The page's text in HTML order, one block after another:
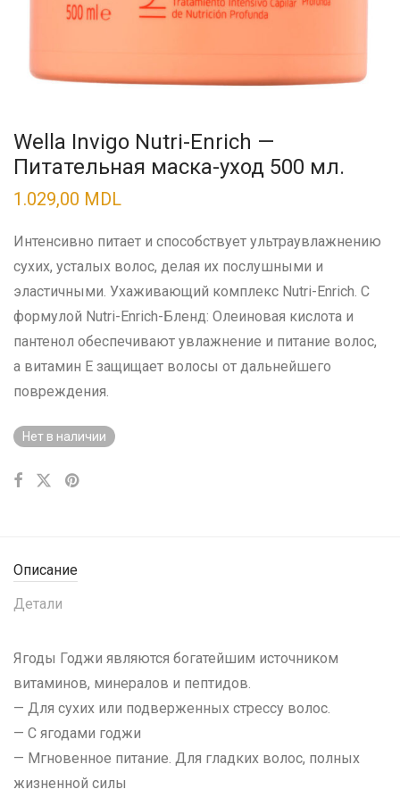
Wella Invigo Nutri-Enrich —
Питательная маска-уход 500 мл.
1.029,00 MDL
Интенсивно питает и способствует ультраувлажнению
сухих, усталых волос, делая их послушными и
эластичными. Ухаживающий комплекс Nutri-Enrich. С
формулой Nutri-Enrich-Бленд: Олеиновая кислота и
пантенол обеспечивают увлажнение и питание волос,
а витамин Е защищает волосы от дальнейшего
повреждения.
Нет в наличии
Описание
Детали
Ягоды Годжи являются богатейшим источником
витаминов, минералов и пептидов.
— Для сухих или подверженных стрессу волос.
— С ягодами годжи
— Мгновенное питание. Для гладких волос, полных
жизненной силы